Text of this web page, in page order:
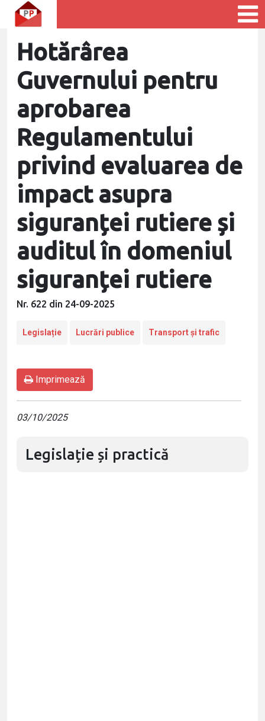
Hotărârea
Guvernului pentru
aprobarea
Regulamentului
privind evaluarea de
impact asupra
siguranței rutiere și
auditul în domeniul
siguranței rutiere
Nr. 622 din 24-09-2025
Legislație Lucrări publice Transport și trafic
Imprimează
03/10/2025
Legislație și practică